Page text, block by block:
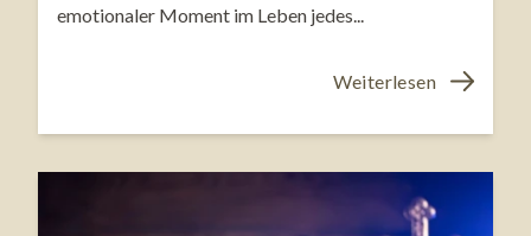
emotionaler Moment im Leben jedes...
Weiterlesen